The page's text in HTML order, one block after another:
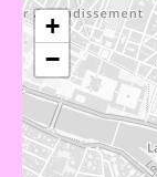
+
−